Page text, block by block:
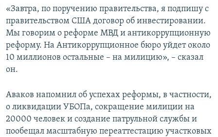
«Завтра, по поручению правительства, я подпишу с
правительством США договор об инвестировании.
Мы говорим о реформе МВД и антикоррупционную
реформу. На Антикоррупционное бюро уйдет около
10 миллионов остальные – на милицию», – сказал
он.
Аваков напомнил об успехах реформы, в частности,
о ликвидации УБОПа, сокращение милиции на
20000 человек и создание патрульной службы и
пообещал масштабную переаттестацию участковых